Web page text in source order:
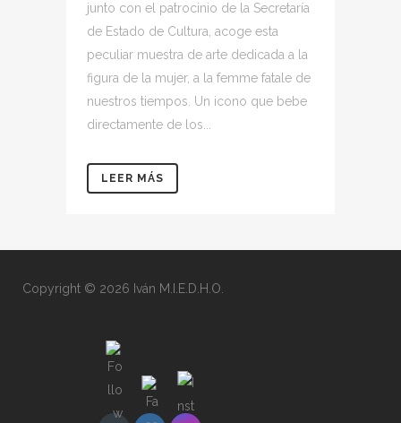
junto con el patrocinio de la Secretaría
de Estado de Cultura, acoge esta
peculiar muestra de arte dedicada a la
figura de la mujer, a la femme fatale de
nuestros tiempos. Un icono que bebe
directamente de los...
LEER MÁS
Copyright © 2026 Iván M.I.E.D.H.O.